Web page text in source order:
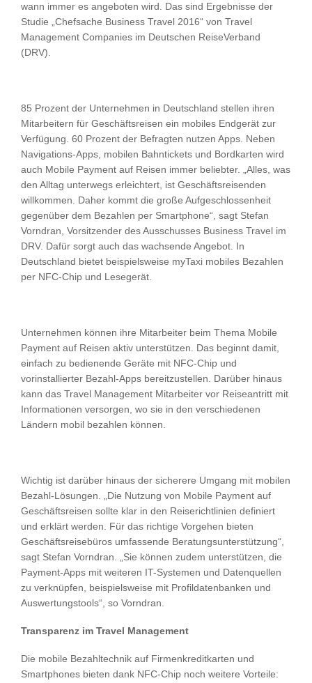
wann immer es angeboten wird. Das sind Ergebnisse der
Studie „Chefsache Business Travel 2016“ von Travel
Management Companies im Deutschen ReiseVerband
(DRV).
85 Prozent der Unternehmen in Deutschland stellen ihren
Mitarbeitern für Geschäftsreisen ein mobiles Endgerät zur
Verfügung. 60 Prozent der Befragten nutzen Apps. Neben
Navigations-Apps, mobilen Bahntickets und Bordkarten wird
auch Mobile Payment auf Reisen immer beliebter. „Alles, was
den Alltag unterwegs erleichtert, ist Geschäftsreisenden
willkommen. Daher kommt die große Aufgeschlossenheit
gegenüber dem Bezahlen per Smartphone“, sagt Stefan
Vorndran, Vorsitzender des Ausschusses Business Travel im
DRV. Dafür sorgt auch das wachsende Angebot. In
Deutschland bietet beispielsweise myTaxi mobiles Bezahlen
per NFC-Chip und Lesegerät.
Unternehmen können ihre Mitarbeiter beim Thema Mobile
Payment auf Reisen aktiv unterstützen. Das beginnt damit,
einfach zu bedienende Geräte mit NFC-Chip und
vorinstallierter Bezahl-Apps bereitzustellen. Darüber hinaus
kann das Travel Management Mitarbeiter vor Reiseantritt mit
Informationen versorgen, wo sie in den verschiedenen
Ländern mobil bezahlen können.
Wichtig ist darüber hinaus der sicherere Umgang mit mobilen
Bezahl-Lösungen. „Die Nutzung von Mobile Payment auf
Geschäftsreisen sollte klar in den Reiserichtlinien definiert
und erklärt werden. Für das richtige Vorgehen bieten
Geschäftsreisebüros umfassende Beratungsunterstützung“,
sagt Stefan Vorndran. „Sie können zudem unterstützen, die
Payment-Apps mit weiteren IT-Systemen und Datenquellen
zu verknüpfen, beispielsweise mit Profildatenbanken und
Auswertungstools“, so Vorndran.
Transparenz im Travel Management
Die mobile Bezahltechnik auf Firmenkreditkarten und
Smartphones bieten dank NFC-Chip noch weitere Vorteile: